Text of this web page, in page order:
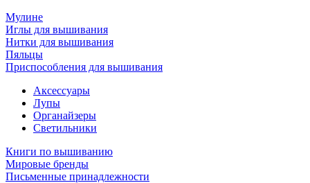
Мулине
Иглы для вышивания
Нитки для вышивания
Пяльцы
Приспособления для вышивания
Аксессуары
Лупы
Органайзеры
Светильники
Книги по вышиванию
Мировые бренды
Письменные принадлежности